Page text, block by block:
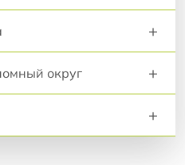
+
округ +
+